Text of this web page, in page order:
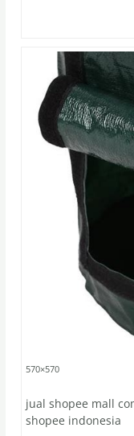
570×570
jual shopee mall
shopee indonesia